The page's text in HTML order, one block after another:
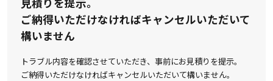
ご納得いただけなければキャンセルいただいて
構いません
トラブル内容を確認させていただき、事前にお見積りを提示。
ご納得いただけなければキャンセルいただいて構いません。